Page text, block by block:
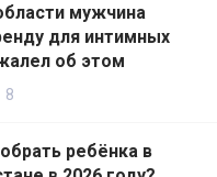
мужчина
для интимных
об этом
8
ребёнка в